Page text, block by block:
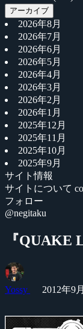
アーカイブ
2026年8月
2026年7月
2026年6月
2026年5月
2026年4月
2026年3月
2026年2月
2026年1月
2025年12月
2025年11月
2025年10月
2025年9月
サイト情報
サイトについて
フォロー
@negitaku
『QUAKE
Yossy 2012年9